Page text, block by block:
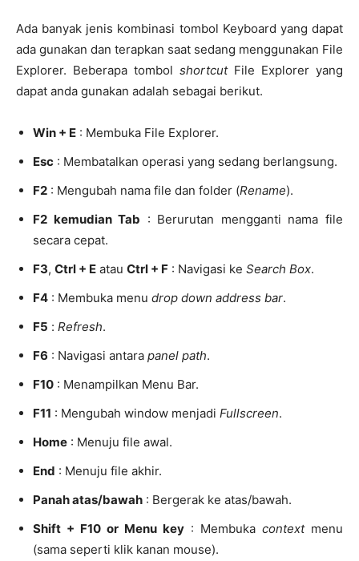
Ada banyak jenis kombinasi tombol Keyboard yang dapat
ada gunakan dan terapkan saat sedang menggunakan File
Explorer. Beberapa tombol shortcutFile Explorer yang
dapat anda gunakan adalah sebagai berikut.
Win + E : Membuka File Explorer.
Esc : Membatalkan operasi yang sedang berlangsung.
F2 : Mengubah nama file dan folder (Rename).
F2 kemudian Tab : Berurutan mengganti nama file
secara cepat.
F3, Ctrl + E atau Ctrl + F : Navigasi ke Search Box.
F4 : Membuka menu drop down address bar.
F5 : Refresh.
F6 : Navigasi antara panel path.
F10 : Menampilkan Menu Bar.
F11 : Mengubah window menjadi Fullscreen.
Home : Menuju file awal.
End : Menuju file akhir.
Panah atas/bawah : Bergerak ke atas/bawah.
Shift + F10 or Menu key : Membuka contextmenu
(sama seperti klik kanan mouse).